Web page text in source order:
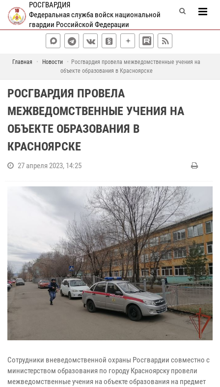
РОСГВАРДИЯ
Федеральная служба войск национальной
гвардии Российской Федерации
Главная Новости
Росгвардия провела межведомственные учения на
объекте образования в Красноярске
РОСГВАРДИЯ ПРОВЕЛА
МЕЖВЕДОМСТВЕННЫЕ УЧЕНИЯ НА
ОБЪЕКТЕ ОБРАЗОВАНИЯ В
КРАСНОЯРСКЕ
27 апреля 2023, 14:25
Сотрудники вневедомственной охраны Росгвардии совместно с
министерством образования по городу Красноярску провели
межведомственные учения на объекте образования на предмет